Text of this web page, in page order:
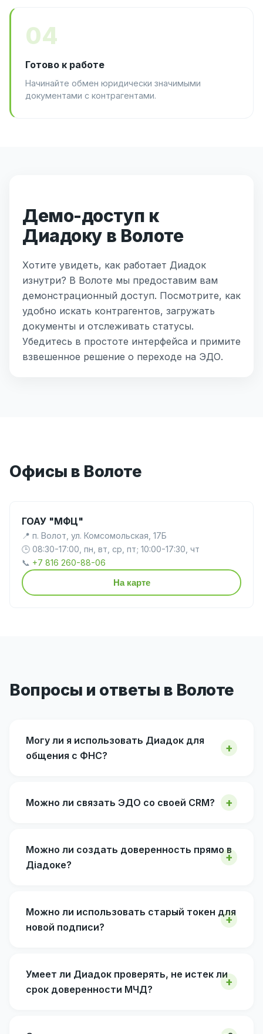
04
Готово к работе
Начинайте обмен юридически значимыми
документами с контрагентами.
Демо-доступ к
Диадоку в Волоте
Хотите увидеть, как работает Диадок
изнутри? В Волоте мы предоставим вам
демонстрационный доступ. Посмотрите, как
удобно искать контрагентов, загружать
документы и отслеживать статусы.
Убедитесь в простоте интерфейса и примите
взвешенное решение о переходе на ЭДО.
Офисы в Волоте
ГОАУ "МФЦ"
📍 п. Волот, ул. Комсомольская, 17Б
🕒 08:30-17:00, пн, вт, ср, пт; 10:00-17:30, чт
📞 +7 816 260-88-06
На карте
Вопросы и ответы в Волоте
Могу ли я использовать Диадок для
общения с ФНС?
Можно ли связать ЭДО со своей CRM?
Можно ли создать доверенность прямо в
Діадоке?
Можно ли использовать старый токен для
новой подписи?
Умеет ли Диадок проверять, не истек ли
срок доверенности МЧД?